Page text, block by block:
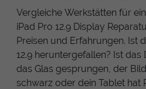
Vergleiche Werkstätten für
iPad Pro 12.9 Display
Preisen und Erfahrungen. Ist
12.9 heruntergefallen? Ist das
das Glas gesprungen, der
schwarz oder dein Tablet hat